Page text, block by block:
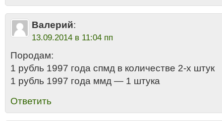
Валерий:
13.09.2014 в 11:04 пп
Породам:
1 рубль 1997 года спмд в количестве 2-х штук
1 рубль 1997 года ммд — 1 штука
Ответить